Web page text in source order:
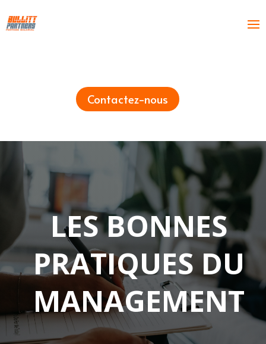
Contactez-nous
LES BONNES
PRATIQUES DU
MANAGEMENT